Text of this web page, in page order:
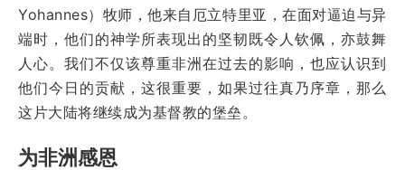
Yohannes）牧师，他来自厄立特里亚，在面对逼迫与异
端时，他们的神学所表现出的坚韧既令人钦佩，亦鼓舞
人心。我们不仅该尊重非洲在过去的影响，也应认识到
他们今日的贡献，这很重要，如果过往真乃序章，那么
这片大陆将继续成为基督教的堡垒。
为非洲感恩